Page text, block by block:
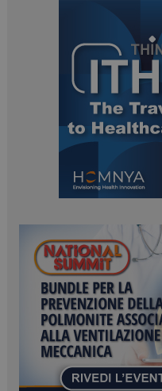
ARRAffinitySameSite